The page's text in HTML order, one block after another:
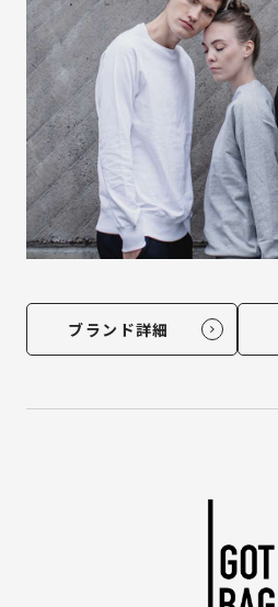
ブランド詳細